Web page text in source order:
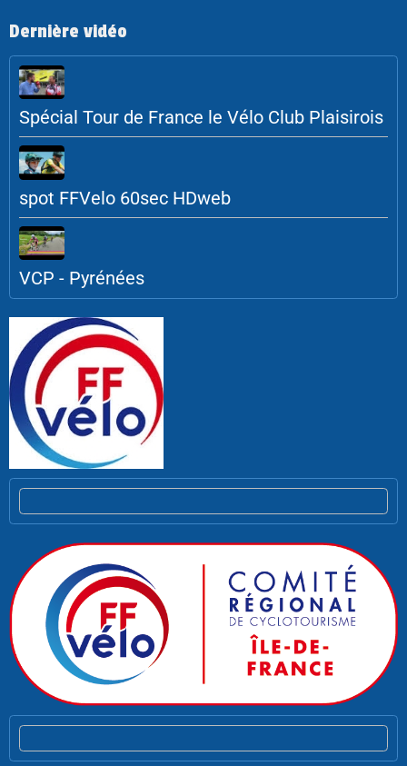
Dernière vidéo
Spécial Tour de France le Vélo Club Plaisirois
spot FFVelo 60sec HDweb
VCP - Pyrénées